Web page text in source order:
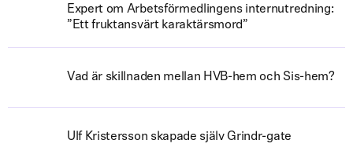
Expert om Arbetsförmedlingens internutredning:
”Ett fruktansvärt karaktärsmord”
Vad är skillnaden mellan HVB-hem och Sis-hem?
Ulf Kristersson skapade själv Grindr-gate